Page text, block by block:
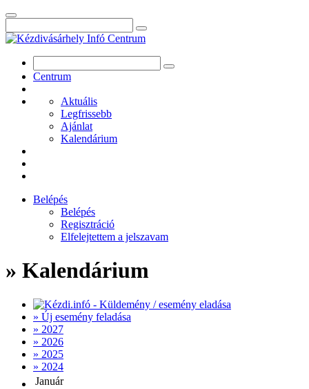
Centrum
Aktuális
Legfrissebb
Ajánlat
Kalendárium
Belépés
Belépés
Regisztráció
Elfelejtettem a jelszavam
» Kalendárium
» Új esemény feladása
» 2027
» 2026
» 2025
» 2024
Január